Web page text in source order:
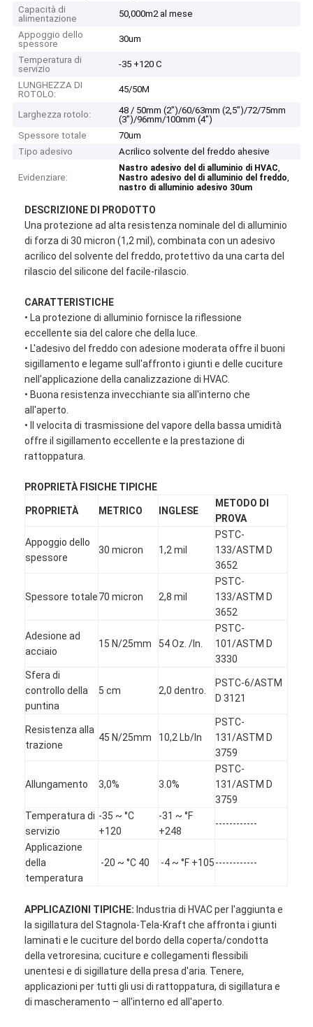
Casa
Prodotti
Circa noi
Capacità di
alimentazione
50,000m2 al mese
Appoggio dello
spessore
30um
Temperatura di
servizio
-35 +120 C
LUNGHEZZA DI
ROTOLO:
45/50M
Larghezza rotolo:
48 / 50mm (2")/60/63mm (2,5")/72/75mm
(3")/96mm/100mm (4")
Spessore totale
70um
Tipo adesivo
Acrilico solvente del freddo ahesive
Evidenziare:
Nastro adesivo del di alluminio di HVAC,
Nastro adesivo del di alluminio del freddo,
nastro di alluminio adesivo 30um
DESCRIZIONE DI PRODOTTO
Una protezione ad alta resistenza nominale del di alluminio
di forza di 30 micron (1,2 mil), combinata con un adesivo
acrilico del solvente del freddo, protettivo da una carta del
rilascio del silicone del facile-rilascio.
CARATTERISTICHE
• La protezione di alluminio fornisce la riflessione
eccellente sia del calore che della luce.
• L'adesivo del freddo con adesione moderata offre il buoni
sigillamento e legame sull'affronto i giunti e delle cuciture
nell'applicazione della canalizzazione di HVAC.
• Buona resistenza invecchiante sia all'interno che
all'aperto.
• Il velocita di trasmissione del vapore della bassa umidità
offre il sigillamento eccellente e la prestazione di
rattoppatura.
PROPRIETÀ FISICHE TIPICHE
PROPRIETÀ METRICO INGLESE
METODO DI
PROVA
Appoggio dello
spessore
30 micron 1,2 mil
PSTC-
133/ASTM D
3652
Spessore totale70 micron 2,8 mil
PSTC-
133/ASTM D
3652
Adesione ad
acciaio
15 N/25mm 54 Oz. /In.
PSTC-
101/ASTM D
3330
Sfera di
controllo della
puntina
5 cm 2,0 dentro.
PSTC-6/ASTM
D 3121
Resistenza alla
trazione
45 N/25mm 10,2 Lb/In
PSTC-
131/ASTM D
3759
Allungamento 3,0% 3.0%
PSTC-
131/ASTM D
3759
Temperatura di
servizio
-35 ~ °C
+120
-31 ~ °F
+248
------------
Applicazione
della
temperatura
-20 ~ °C 40 -4 ~ °F +105------------
APPLICAZIONI TIPICHE: Industria di HVAC per l'aggiunta e
la sigillatura del Stagnola-Tela-Kraft che affronta i giunti
laminati e le cuciture del bordo della coperta/condotta
della vetroresina; cuciture e collegamenti flessibili
unentesi e di sigillature della presa d'aria. Tenere,
applicazioni per tutti gli usi di rattoppatura, di sigillatura e
di mascheramento – all'interno ed all'aperto.